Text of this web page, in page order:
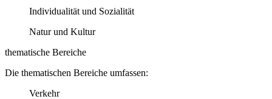
Individualität und Sozialität
Natur und Kultur
thematische Bereiche
Die thematischen Bereiche umfassen:
Verkehr